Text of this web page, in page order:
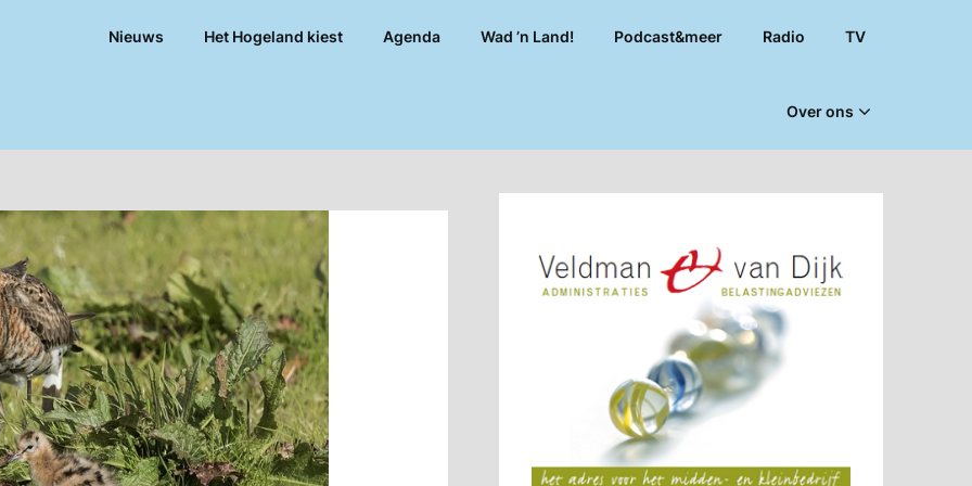
Nieuws Het Hogeland kiest Agenda Wad ’n Land! Podcast&meer Radio TV
Over ons